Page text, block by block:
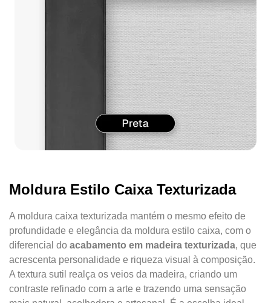
Moldura Estilo Caixa Texturizada
A moldura caixa texturizada mantém o mesmo efeito de
profundidade e elegância da moldura estilo caixa, com o
diferencial do acabamento em madeira texturizada, que
acrescenta personalidade e riqueza visual à composição.
A textura sutil realça os veios da madeira, criando um
contraste refinado com a arte e trazendo uma sensação